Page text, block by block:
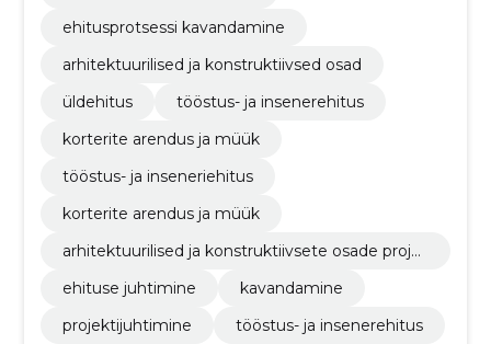
ehitusprotsessi kavandamine
arhitektuurilised ja konstruktiivsed osad
üldehitus
tööstus- ja insenerehitus
korterite arendus ja müük
tööstus- ja inseneriehitus
korterite arendus ja müük
arhitektuurilised ja konstruktiivsete osade proje
ehituse juhtimine
kavandamine
projektijuhtimine
tööstus- ja insenerehitus